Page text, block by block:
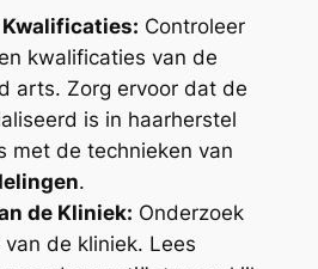
Controleer
kwalificaties van de
arts. Zorg ervoor dat de
is in haarherstel
met de technieken van
.
de Kliniek: Onderzoek
de kliniek. Lees